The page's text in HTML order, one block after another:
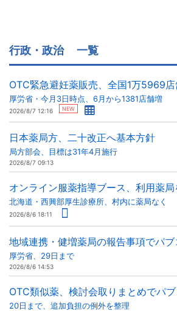
行政・政治 一覧
OTC緊急避妊薬販売、全国1万5969店
厚労省・今月3日時点、6月から1381店舗増
2026/8/7 12:16 NEW
日本薬局方、二十改正へ基本方針
局方部会、目標は31年4月施行
2026/8/7 09:13
オンライン服薬指導ブース、利用薬
北海道・西興部厚生診療所、村内に薬局なく
2026/8/6 18:11
地域連携・健増薬局の報告事項でパブ
厚労省、29日まで
2026/8/6 14:53
OTC類似薬、検討会取りまとめでパブ
20日まで、追加負担の例外を整理